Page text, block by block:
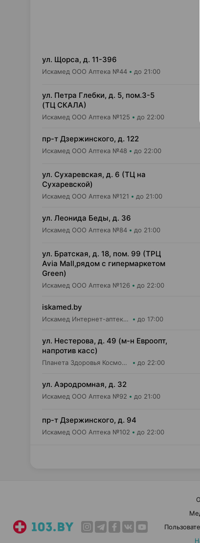
ул. Щорса, д. 11-396
Искамед ООО Аптека №44 до 21:00
ул. Петра Глебки, д. 5, пом.3-5
(ТЦ СКАЛА)
Искамед ООО Аптека №125 до 22:00
пр-т Дзержинского, д. 122
Искамед ООО Аптека №48 до 22:00
ул. Сухаревская, д. 6 (ТЦ на
Сухаревской)
Искамед ООО Аптека №121 до 21:00
ул. Леонида Беды, д. 36
Искамед ООО Аптека №84 до 21:00
ул. Братская, д. 18, пом. 99 (ТРЦ
Avia Mall,рядом с гипермаркетом
Green)
Искамед ООО Аптека №126 до 22:00
iskamed.by
Искамед Интернет-аптека Iskamed.by до 17:00
ул. Нестерова, д. 49 (м-н Евроопт,
напротив касс)
Планета Здоровья КосмоФарма ООО Аптека №5 до 22:00
ул. Аэродромная, д. 32
Искамед ООО Аптека №92 до 21:00
пр-т Дзержинского, д. 94
Искамед ООО Аптека №102 до 22:00